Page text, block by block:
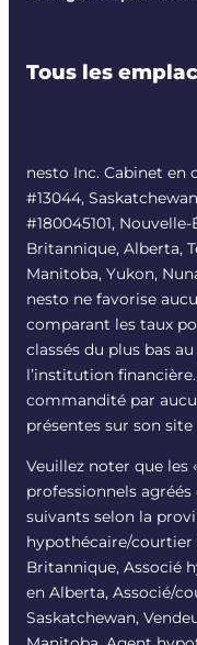
Tous les
nesto Inc. Cabinet en
#13044,
#180045101,
Britannique, Alberta,
Manitoba, Yukon,
nesto ne favorise
comparant les taux
classés du plus bas
l’institution
commandité par
présentes sur son site
Veuillez noter que les
professionnels
suivants selon la
hypothécaire/
Britannique, Associé
en Alberta, Associé/
Saskatchewan,